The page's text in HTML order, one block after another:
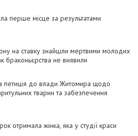
перше місце за результатами
на ставку знайшли мертвими молодих
браконьєрства не виявили
петиція до влади Житомира щодо
тварин та забезпечення
отримала жінка, яка у студії краси